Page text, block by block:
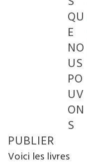
QU
E
NO
US
PO
UV
ON
S
PUBLIER
Voici les livres